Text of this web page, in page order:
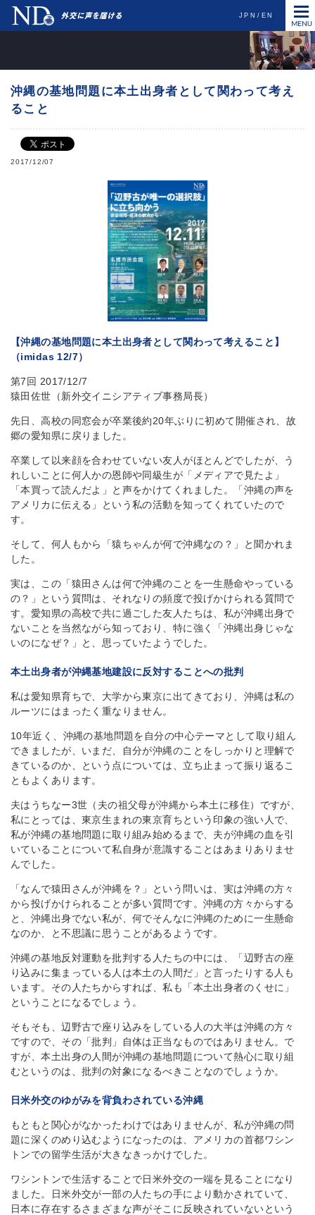
JPN EN
沖縄の基地問題に本土出身者として関わって考え
ること
2017/12/07
【沖縄の基地問題に本土出身者として関わって考えること】
（imidas 12/7）
第7回 2017/12/7
猿田佐世（新外交イニシアティブ事務局長）
先日、高校の同窓会が卒業後約20年ぶりに初めて開催され、故
郷の愛知県に戻りました。
卒業して以来顔を合わせていない友人がほとんどでしたが、う
れしいことに何人かの恩師や同級生が「メディアで見たよ」
「本買って読んだよ」と声をかけてくれました。「沖縄の声を
アメリカに伝える」という私の活動を知ってくれていたので
す。
そして、何人もから「猿ちゃんが何で沖縄なの？」と聞かれま
した。
実は、この「猿田さんは何で沖縄のことを一生懸命やっている
の？」という質問は、それなりの頻度で投げかけられる質問で
す。愛知県の高校で共に過ごした友人たちは、私が沖縄出身で
ないことを当然ながら知っており、特に強く「沖縄出身じゃな
いのになぜ？」と、思っていたようでした。
本土出身者が沖縄基地建設に反対することへの批判
私は愛知県育ちで、大学から東京に出てきており、沖縄は私の
ルーツにはまったく重なりません。
10年近く、沖縄の基地問題を自分の中心テーマとして取り組ん
できましたが、いまだ、自分が沖縄のことをしっかりと理解で
きているのか、という点については、立ち止まって振り返るこ
ともよくあります。
夫はうちなー3世（夫の祖父母が沖縄から本土に移住）ですが、
私にとっては、東京生まれの東京育ちという印象の強い人で、
私が沖縄の基地問題に取り組み始めるまで、夫が沖縄の血を引
いていることについて私自身が意識することはあまりありませ
んでした。
「なんで猿田さんが沖縄を？」という問いは、実は沖縄の方々
から投げかけられることが多い質問です。沖縄の方々からする
と、沖縄出身でない私が、何でそんなに沖縄のために一生懸命
なのか、と不思議に思うことがあるようです。
沖縄の基地反対運動を批判する人たちの中には、「辺野古の座
り込みに集まっている人は本土の人間だ」と言ったりする人も
います。その人たちからすれば、私も「本土出身者のくせに」
ということになるでしょう。
そもそも、辺野古で座り込みをしている人の大半は沖縄の方々
ですので、その「批判」自体は正当なものではありません。で
すが、本土出身の人間が沖縄の基地問題について熱心に取り組
むというのは、批判の対象になるべきことなのでしょうか。
日米外交のゆがみを背負わされている沖縄
もともと関心がなかったわけではありませんが、私が沖縄の問
題に深くのめり込むようになったのは、アメリカの首都ワシン
トンでの留学生活が大きなきっかけでした。
ワシントンで生活することで日米外交の一端を見ることになり
ました。日米外交が一部の人たちの手により動かされていて、
日本に存在するさまざまな声がそこに反映されていないという